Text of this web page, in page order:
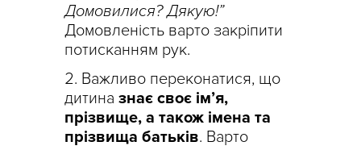
Домовилися? Дякую!”
Домовленість варто закріпити
потисканням рук.
Важливо переконатися, що
дитина знає своє ім’я,
прізвище, а також імена та
прізвища батьків. Варто